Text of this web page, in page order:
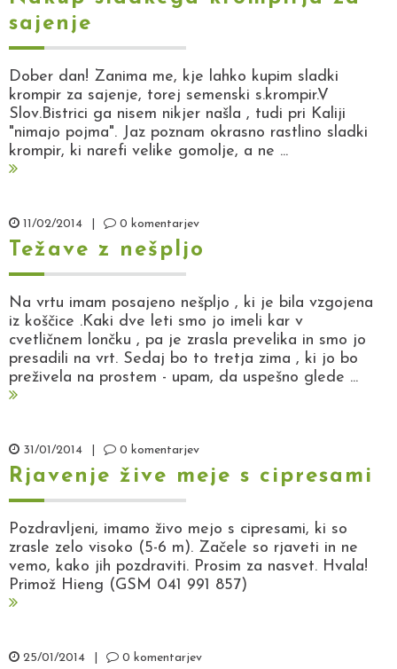
sajenje
Dober dan! Zanima me, kje lahko kupim sladki
krompir za sajenje, torej semenski s.krompir.V
Slov.Bistrici ga nisem nikjer našla , tudi pri Kaliji
"nimajo pojma". Jaz poznam okrasno rastlino sladki
krompir, ki narefi velike gomolje, a ne ...
11/02/2014 0 komentarjev
Težave z nešpljo
Na vrtu imam posajeno nešpljo , ki je bila vzgojena
iz koščice .Kaki dve leti smo jo imeli kar v
cvetličnem lončku , pa je zrasla prevelika in smo jo
presadili na vrt. Sedaj bo to tretja zima , ki jo bo
preživela na prostem - upam, da uspešno glede ...
31/01/2014 0 komentarjev
Rjavenje žive meje s cipresami
Pozdravljeni, imamo živo mejo s cipresami, ki so
zrasle zelo visoko (5-6 m). Začele so rjaveti in ne
vemo, kako jih pozdraviti. Prosim za nasvet. Hvala!
Primož Hieng (GSM 041 991 857)
25/01/2014 0 komentarjev